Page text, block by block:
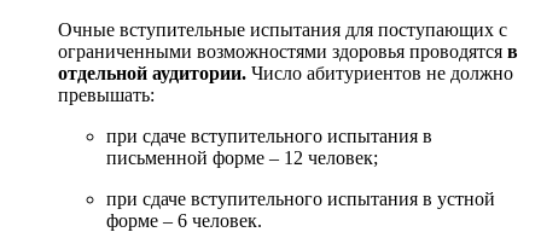
Очные вступительные испытания для поступающих с
ограниченными возможностями здоровья проводятся в
отдельной аудитории. Число абитуриентов не должно
превышать:
при сдаче вступительного испытания в
письменной форме – 12 человек;
при сдаче вступительного испытания в устной
форме – 6 человек.